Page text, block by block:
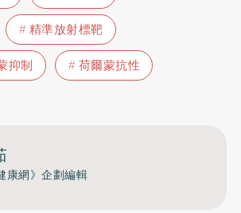
精準放射標靶
抑制
荷爾蒙抗性
康網》企劃編輯